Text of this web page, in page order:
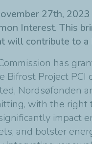
27th,
Interest. This
will contribute to
has
Bifrost Project
Nordsøfonden
with the right
impact
and bolster